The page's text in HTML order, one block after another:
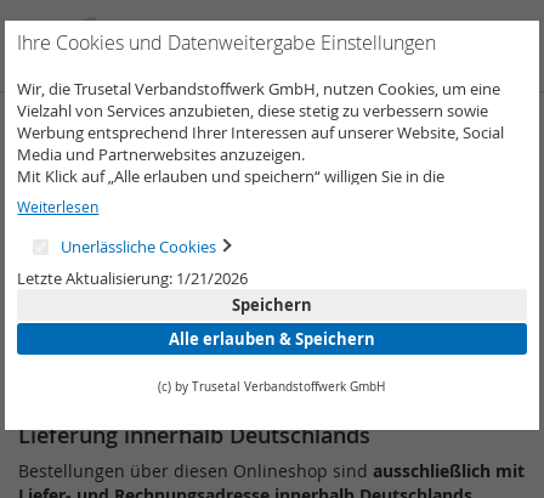
zum
Liefer- und Versandinformationen
Kundeninformationenen
Die auf den Produktseiten genannten Preise sind Nettopreise
und verstehen sich zzgl. der gesetzlichen Mehrwertsteuer!
Privatadressen ist nicht möglich
gewerblichen Adresseist zwingend
erforderlich.
Lieferung innerhalb Deutschlands
Bestellungen über diesen Onlineshop sind ausschließlich mit
Ihre Cookies und Datenweitergabe Einstellungen
Wir, die Trusetal Verbandstoffwerk GmbH, nutzen Cookies, um eine
Vielzahl von Services anzubieten, diese stetig zu verbessern sowie
Werbung entsprechend Ihrer Interessen auf unserer Website, Social
Media und Partnerwebsites anzuzeigen.
Mit Klick auf „Alle erlauben und speichern“ willigen Sie in die
Verwendung aller Cookies ein.
Unter „Weitere Informationen“ können Sie Ihre Cookie-Einstellungen
selber anpassen und speichern.
Weiterlesen
Unerlässliche Cookies
Letzte Aktualisierung: 1/21/2026
Speichern
Alle erlauben & Speichern
(c) by Trusetal Verbandstoffwerk GmbH